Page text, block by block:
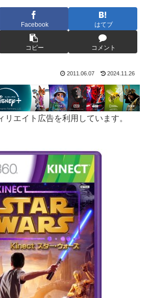
Facebook はてブ
コピー コメント
2011.06.07 2024.11.26
リエイト広告を利用しています。